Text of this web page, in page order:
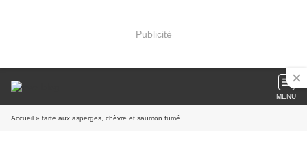
Publicité
MENU
Accueil » tarte aux asperges, chèvre et saumon fumé